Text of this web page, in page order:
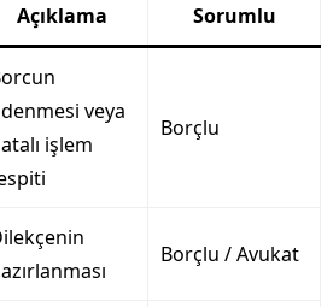
Açıklama Sorumlu
veya
işlem
Borçlu
Borçlu / Avukat